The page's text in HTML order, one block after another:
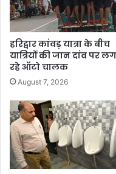
हरिद्वार कांवड़ यात्रा के बीच
यात्रियों की जान दांव पर
रहे ऑटो चालक
August 7, 2026